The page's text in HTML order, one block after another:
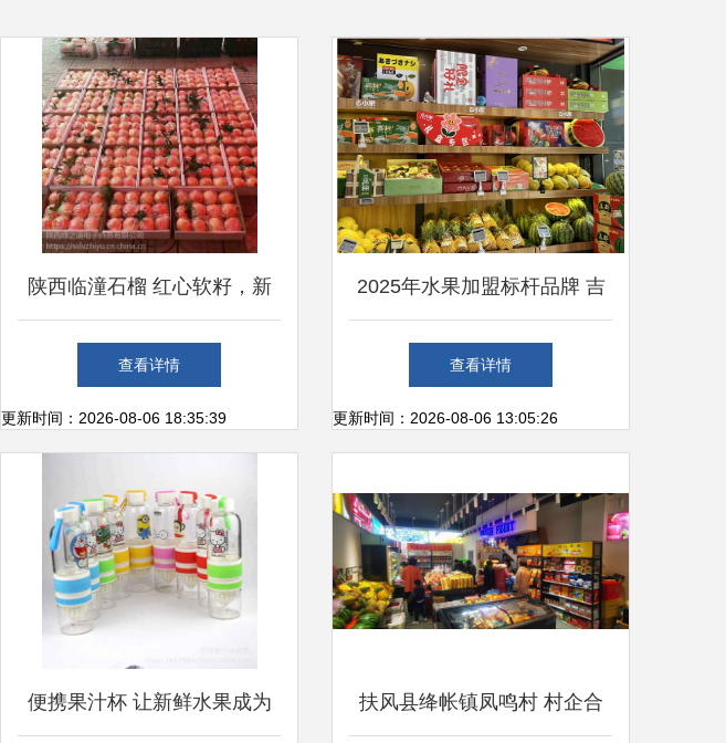
陕西临潼石榴 红心软籽，新
鲜直达的美味与商机
查看详情
更新时间：2026-08-06 18:35:39
2025年水果加盟标杆品牌 吉
小果如何领跑新鲜水果零售赛
道
查看详情
更新时间：2026-08-06 13:05:26
便携果汁杯 让新鲜水果成为 扶风县绛帐镇凤鸣村 村企合